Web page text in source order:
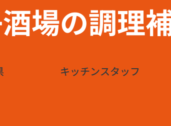
場の調理
キッチンスタッフ